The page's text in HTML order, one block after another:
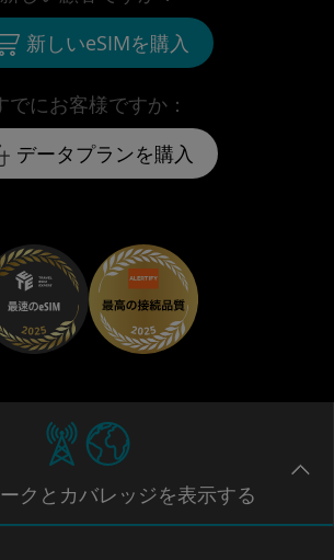
でにお客様ですか：
データプランを購入
新しいeSIMを購入
クとカバレッジを表示する